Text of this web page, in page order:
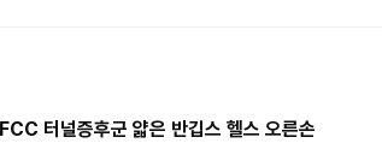
터널증후군 얇은 반깁스 헬스 오른손